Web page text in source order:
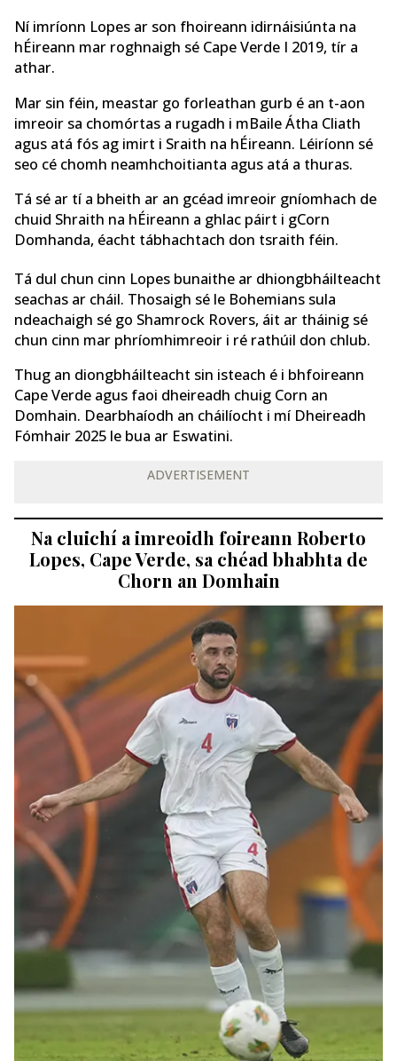
Ní imríonn Lopes ar son fhoireann idirnáisiúnta na
hÉireann mar roghnaigh sé Cape Verde I 2019, tír a
athar.
Mar sin féin, meastar go forleathan gurb é an t-aon
imreoir sa chomórtas a rugadh i mBaile Átha Cliath
agus atá fós ag imirt i Sraith na hÉireann. Léiríonn sé
seo cé chomh neamhchoitianta agus atá a thuras.
Tá sé ar tí a bheith ar an gcéad imreoir gníomhach de
chuid Shraith na hÉireann a ghlac páirt i gCorn
Domhanda, éacht tábhachtach don tsraith féin.
Tá dul chun cinn Lopes bunaithe ar dhiongbháilteacht
seachas ar cháil. Thosaigh sé le Bohemians sula
ndeachaigh sé go Shamrock Rovers, áit ar tháinig sé
chun cinn mar phríomhimreoir i ré rathúil don chlub.
Thug an diongbháilteacht sin isteach é i bhfoireann
Cape Verde agus faoi dheireadh chuig Corn an
Domhain. Dearbhaíodh an cháilíocht i mí Dheireadh
Fómhair 2025 le bua ar Eswatini.
ADVERTISEMENT
Na cluichí a imreoidh foireann Roberto
Lopes, Cape Verde, sa chéad bhabhta de
Chorn an Domhain